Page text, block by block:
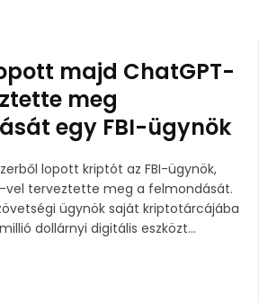
majd ChatGPT-
meg
egy FBI-ügynök
lopott kriptót az FBI-ügynök,
vel terveztette meg a felmondását.
ügynök saját kriptotárcájába
dollárnyi digitális eszközt...